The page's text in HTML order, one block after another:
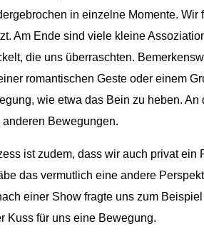
in einzelne Momente. Wir
Am Ende sind viele kleine
die uns überraschten.
romantischen Geste oder einem
wie etwa das Bein zu heben.
Bewegungen.
ist zudem, dass wir auch privat ein
das vermutlich eine andere
einer Show fragte uns zum
Kuss für uns eine Bewegung.